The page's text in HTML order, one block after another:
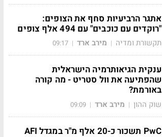
אתגר הרביעיות סחף את הצופים:
"רוקדים עם כוכבים" עם 494 אלף צופים
תקשורת ומדיה | מירב ארד |
09:17
ענקית הגיאותרמיה הישראלית
שהפתיעה את וול סטריט - מה קורה
באורמת?
שוק ההון | מירב ארד |
09:09
PwC תשכור כ-20 אלף מ"ר במגדל AFI